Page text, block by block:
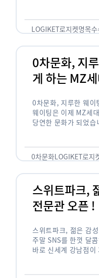
LOGIKET로지켓명목
0차문화, 지
게 하는 MZ
0차문화, 지루한 웨이
웨이팅은 이제 MZ세
당연한 문화가 되었
0차문화LOGIKET로지
스위트파크,
전문관 오픈 !
스위트파크, 젊은 감
주말 SNS를 한껏 달
바로 신세계 강남점